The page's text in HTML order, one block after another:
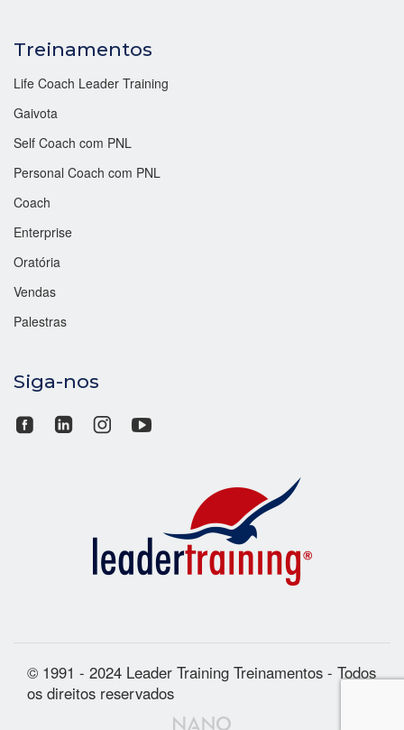
Treinamentos
Life Coach Leader Training
Gaivota
Self Coach com PNL
Personal Coach com PNL
Coach
Enterprise
Oratória
Vendas
Palestras
Siga-nos
© 1991 - 2024 Leader Training Treinamentos - Todos
os direitos reservados